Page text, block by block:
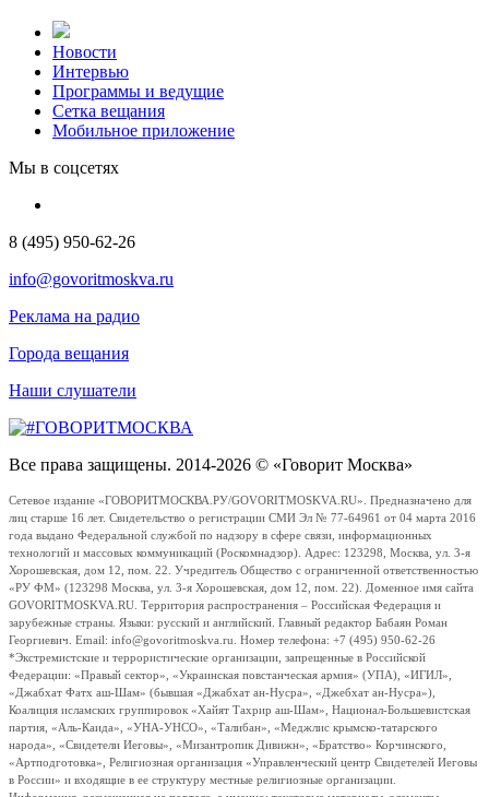
Новости
Интервью
Программы и ведущие
Сетка вещания
Мобильное приложение
Мы в соцсетях
8 (495) 950-62-26
info@govoritmoskva.ru
Реклама на радио
Города вещания
Наши слушатели
Все права защищены. 2014-2026 © «Говорит Москва»
Сетевое издание «ГОВОРИТМОСКВА.РУ/GOVORITMOSKVA.RU». Предназначено для
лиц старше 16 лет. Свидетельство о регистрации СМИ Эл № 77-64961 от 04 марта 2016
года выдано Федеральной службой по надзору в сфере связи, информационных
технологий и массовых коммуникаций (Роскомнадзор). Адрес: 123298, Москва, ул. 3-я
Хорошевская, дом 12, пом. 22. Учредитель Общество с ограниченной ответственностью
«РУ ФМ» (123298 Москва, ул. 3-я Хорошевская, дом 12, пом. 22). Доменное имя сайта
GOVORITMOSKVA.RU. Территория распространения – Российская Федерация и
зарубежные страны. Языки: русский и английский. Главный редактор Бабаян Роман
Георгиевич. Email: info@govoritmoskva.ru. Номер телефона: +7 (495) 950-62-26
*Экстремистские и террористические организации, запрещенные в Российской
Федерации: «Правый сектор», «Украинская повстанческая армия» (УПА), «ИГИЛ»,
«Джабхат Фатх аш-Шам» (бывшая «Джабхат ан-Нусра», «Джебхат ан-Нусра»),
Коалиция исламских группировок «Хайят Тахрир аш-Шам», Национал-Большевистская
партия, «Аль-Каида», «УНА-УНСО», «Талибан», «Меджлис крымско-татарского
народа», «Свидетели Иеговы», «Мизантропик Дивижн», «Братство» Корчинского,
«Артподготовка», Религиозная организация «Управленческий центр Свидетелей Иеговы
в России» и входящие в ее структуру местные религиозные организации.